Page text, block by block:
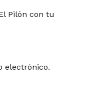
Pilón con tu
electrónico.